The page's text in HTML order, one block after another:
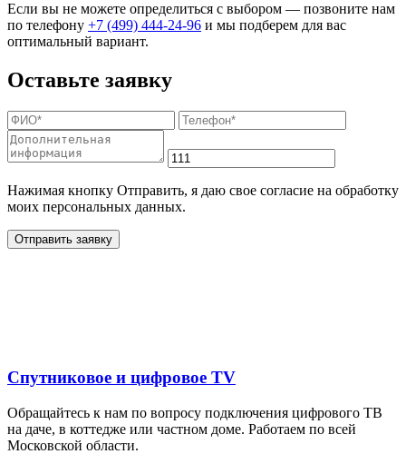
Если вы не можете определиться с выбором — позвоните нам
по телефону +7 (499) 444-24-96 и мы подберем для вас
оптимальный вариант.
Оставьте заявку
Нажимая кнопку Отправить, я даю свое согласие на обработку
моих персональных данных.
Отправить заявку
Спутниковое и цифровое TV
Обращайтесь к нам по вопросу подключения цифрового ТВ
на даче, в коттедже или частном доме. Работаем по всей
Московской области.